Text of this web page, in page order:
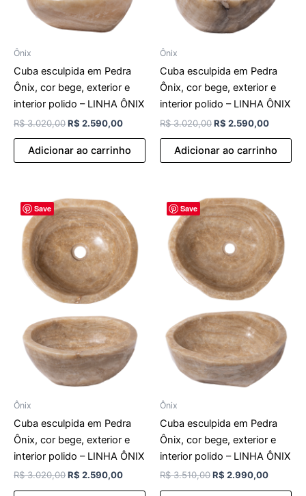
Ônix
Cuba esculpida em Pedra
Ônix, cor bege, exterior e
interior polido – LINHA ÔNIX
R$3.020,00R$ 2.590,00
Adicionar ao carrinho
Ônix
Cuba esculpida em Pedra
Ônix, cor bege, exterior e
interior polido – LINHA ÔNIX
R$3.020,00R$ 2.590,00
Adicionar ao carrinho
Save
Ônix
Cuba esculpida em Pedra
Ônix, cor bege, exterior e
interior polido – LINHA ÔNIX
R$3.020,00
O
preço
original
era:
R$ 3.020,00.
R$ 2.590,00
atual
é:
R$ 2.590,00.
Save
Ônix
Cuba esculpida em Pedra
Ônix, cor bege, exterior e
interior polido – LINHA ÔNIX
R$3.510,00
O
preço
original
era:
R$ 3.510,00.
R$ 2.990,00
preço
atual
é:
R$